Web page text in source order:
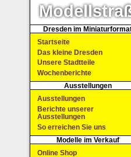
Dresden im
Startseite
Das kleine Dresden
Unsere Stadtteile
Wochenberichte
Ausstellungen
Ausstellungen
Berichte unserer
Ausstellungen
So erreichen Sie uns
Modelle im Verkauf
Online Shop